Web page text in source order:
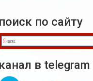
поиск по сайту
канал в telegram